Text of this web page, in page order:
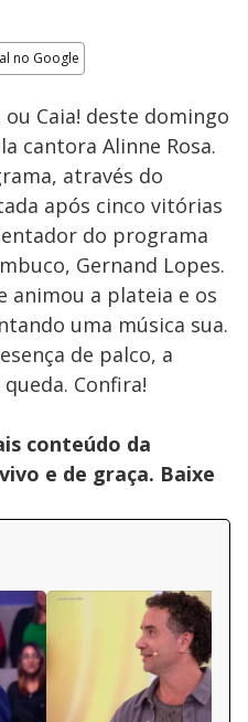
no Google
Caia! deste domingo
cantora Alinne Rosa.
através do
após cinco vitórias
do programa
Gernand Lopes.
animou a plateia e os
uma música sua.
de palco, a
Confira!
conteúdo da
e de graça. Baixe